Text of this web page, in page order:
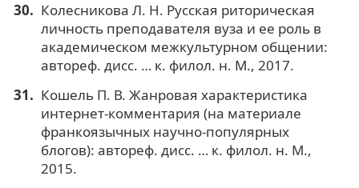
Колесникова Л. Н. Русская риторическая
личность преподавателя вуза и ее роль в
академическом межкультурном общении:
автореф. дисс. … к. филол. н. М., 2017.
Кошель П. В. Жанровая характеристика
интернет-комментария (на материале
франкоязычных научно-популярных
блогов): автореф. дисс. … к. филол. н. М.,
2015.